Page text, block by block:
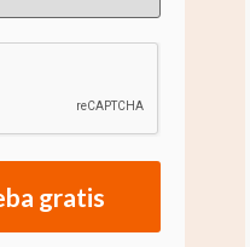
gratis